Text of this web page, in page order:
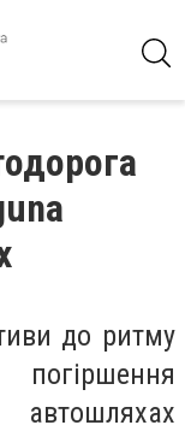
до ритму